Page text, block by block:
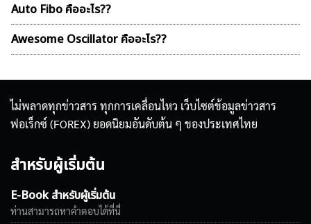
Auto Fibo คืออะไร??
Awesome Oscillator คืออะไร??
ไม่พลาดทุกข่าวสาร ทุกการเคลื่อนไหว เว็บไซต์ข้อมูลข่าวสาร
ฟอเร็กซ์ (FOREX) ยอดนิยมอันดับต้น ๆ ของประเทศไทย
สำหรับผู้เริ่มต้น
E-Book สำหรับผู้เริ่มต้น
ท่านสามารถหาคำตอบได้ที่นี่